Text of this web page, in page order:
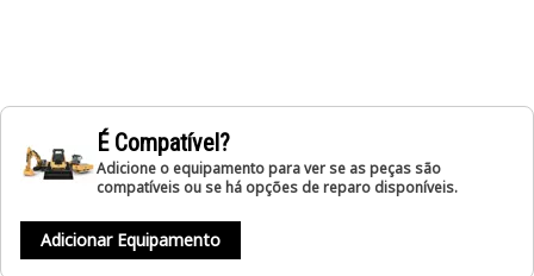
É Compatível?
Adicione o equipamento para ver se as peças são
compatíveis ou se há opções de reparo disponíveis.
Adicionar Equipamento